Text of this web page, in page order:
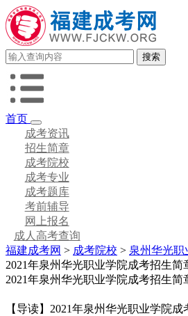
首页
成考资讯
招生简章
成考院校
成考专业
成考题库
考前辅导
网上报名
成人高考查询
福建成考网 > 成考院校 > 泉州华光职
2021年泉州华光职业学院成考招生简
2021年泉州华光职业学院成考招生简
【导读】2021年泉州华光职业学院